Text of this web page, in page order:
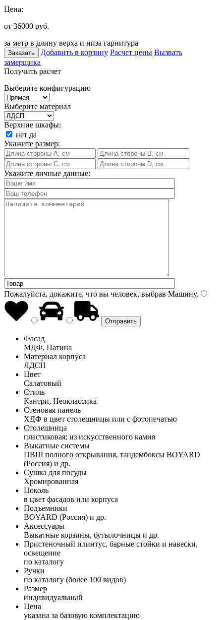
Цена:
от 36000 руб.
за метр в длину верха и низа гарнитура
Заказать Добавить в корзину Расчет цены Вызвать
замерщика
Получить расчет
Выберите конфигурацию
Выберите материал
Верхние шкафы:
нет да
Укажите размер:
Укажите личные данные:
Пожалуйста, докажите, что вы человек, выбрав Машину.
Фасад
МДФ, Патина
Материал корпуса
ЛДСП
Цвет
Салатовый
Стиль
Кантри, Неоклассика
Стеновая панель
ХДФ в цвет столешницы или с фотопечатью
Столешница
пластиковая; из искусственного камня
Выкатные системы
ПВШ полного открывания, тандембоксы BOYARD
(Россия) и др.
Сушка для посуды
Хромированная
Цоколь
в цвет фасадов или корпуса
Подъемники
BOYARD (Россия) и др.
Аксессуары
Выкатные корзины, бутылочницы и др.
Пристеночный плинтус, барные стойки и навески,
освещение
по каталогу
Ручки
по каталогу (более 100 видов)
Размер
индивидуальный
Цена
указана за базовую комплектацию